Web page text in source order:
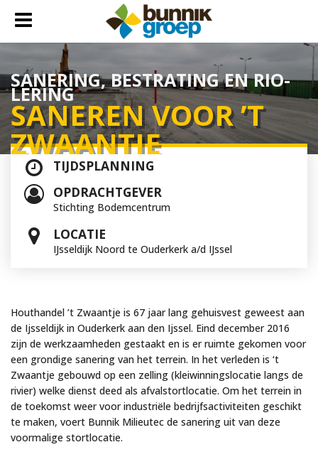
SA­NE­RING, BE­STRA­TING EN RI­O­
LE­RING
SA­NE­REN VOOR ’T
ZWAAN­TJE
TIJDSPLANNING
OPDRACHTGEVER
Stichting Bodemcentrum
LOCATIE
IJsseldijk Noord te Ouderkerk a/d IJssel
Houthandel ’t Zwaantje is 67 jaar lang gehuisvest geweest aan
de Ijsseldijk in Ouderkerk aan den Ijssel. Eind december 2016
zijn de werkzaamheden gestaakt en is er ruimte gekomen voor
een grondige sanering van het terrein. In het verleden is ‘t
Zwaantje gebouwd op een zelling (kleiwinningslocatie langs de
rivier) welke dienst deed als afvalstortlocatie. Om het terrein in
de toekomst weer voor industriële bedrijfsactiviteiten geschikt
te maken, voert Bunnik Milieutec de sanering uit van deze
voormalige stortlocatie.